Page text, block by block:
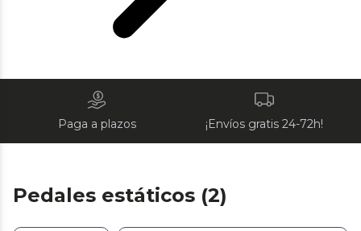
Paga a plazos ¡Envíos gratis 24-72h!
Pedales estáticos (2)